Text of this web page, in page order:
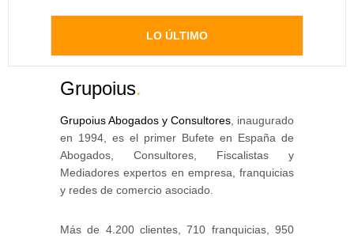
LO ÚLTIMO
Grupoius.
Grupoius Abogados y Consultores , inaugurado
en 1994, es el primer Bufete en España de
Abogados, Consultores, Fiscalistas y
Mediadores expertos en empresa, franquicias
y redes de comercio asociado.
Más de 4.200 clientes, 710 franquicias, 950